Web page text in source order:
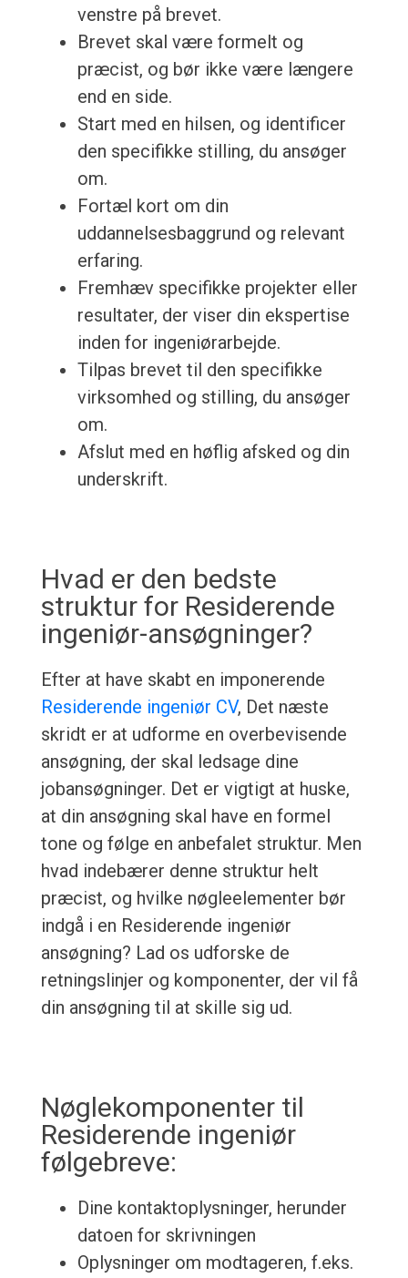
venstre på brevet.
Brevet skal være formelt og
præcist, og bør ikke være længere
end en side.
Start med en hilsen, og identificer
den specifikke stilling, du ansøger
om.
Fortæl kort om din
uddannelsesbaggrund og relevant
erfaring.
Fremhæv specifikke projekter eller
resultater, der viser din ekspertise
inden for ingeniørarbejde.
Tilpas brevet til den specifikke
virksomhed og stilling, du ansøger
om.
Afslut med en høflig afsked og din
underskrift.
Hvad er den bedste
struktur for Residerende
ingeniør-ansøgninger?
Efter at have skabt en imponerende
Residerende ingeniør CV, Det næste
skridt er at udforme en overbevisende
ansøgning, der skal ledsage dine
jobansøgninger. Det er vigtigt at huske,
at din ansøgning skal have en formel
tone og følge en anbefalet struktur. Men
hvad indebærer denne struktur helt
præcist, og hvilke nøgleelementer bør
indgå i en Residerende ingeniør
ansøgning? Lad os udforske de
retningslinjer og komponenter, der vil få
din ansøgning til at skille sig ud.
Nøglekomponenter til
Residerende ingeniør
følgebreve:
Dine kontaktoplysninger, herunder
datoen for skrivningen
Oplysninger om modtageren, f.eks.